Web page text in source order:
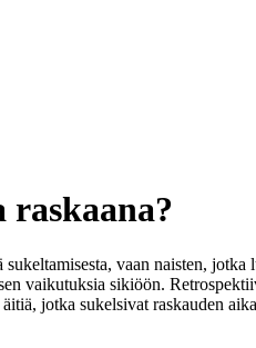
vaan naisten,
vaikutuksia sikiöön.
jotka sukelsivat raskauden